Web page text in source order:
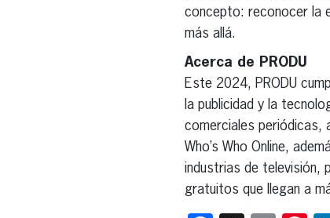
concepto: reconocer la
más allá.
Acerca de PRODU
Este 2024, PRODU
la publicidad y la
comerciales periódicas,
Who’s Who Online,
industrias de televisión,
gratuitos que llegan a